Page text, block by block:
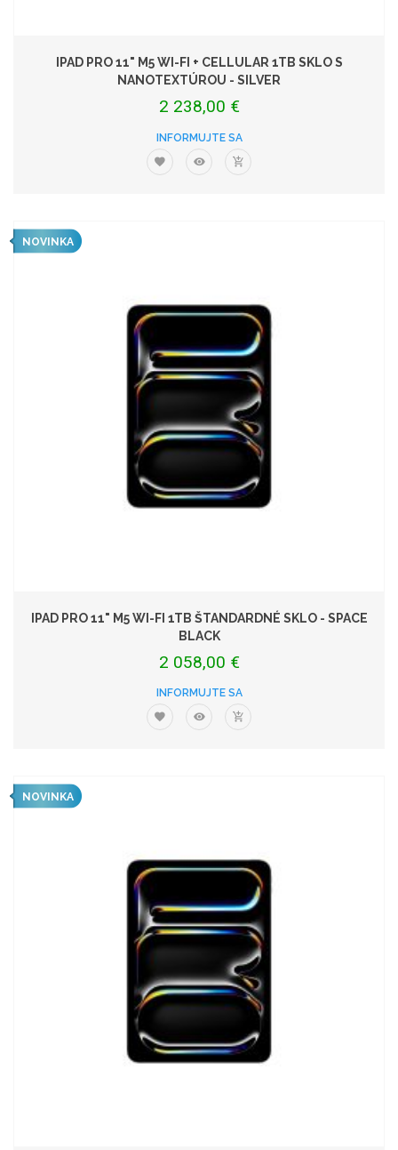
IPAD PRO 11" M5 WI-FI + CELLULAR 1TB SKLO S
NANOTEXTÚROU - SILVER
2 238,00 €
INFORMUJTE SA
NOVINKA
IPAD PRO 11" M5 WI-FI 1TB ŠTANDARDNÉ SKLO - SPACE
BLACK
2 058,00 €
INFORMUJTE SA
NOVINKA